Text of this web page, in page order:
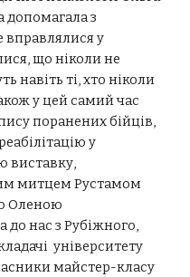
допомагала з
вправлялися у
що ніколи не
навіть ті, хто ніколи
у цей самий час
поранених бійців,
у
виставку,
митцем Рустамом
Оленою
до нас з Рубіжного,
університету
майстер-класу